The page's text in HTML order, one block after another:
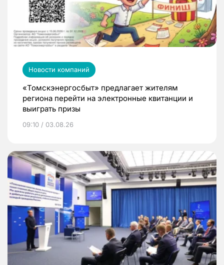
Новости компаний
«Томскэнергосбыт» предлагает жителям
региона перейти на электронные квитанции и
выиграть призы
09:10 / 03.08.26